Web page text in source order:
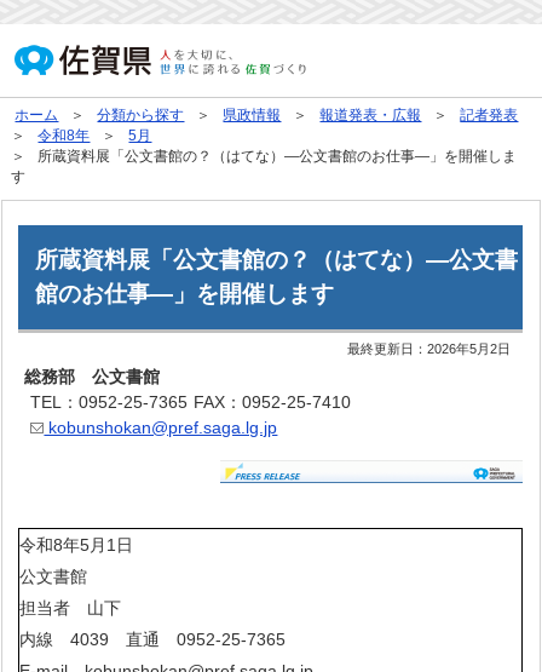
ホーム 分類から探す 県政情報 報道発表・広報
記者発表
令和8年
5月
所蔵資料展「公文書館の？（はてな）―公文書館のお仕事―」を開催しま
す
所蔵資料展「公文書館の？（はてな）―公文書
館のお仕事―」を開催します
最終更新日：2026年5月2日
総務部 公文書館
TEL：0952-25-7365 FAX：0952-25-7410
kobunshokan@pref.saga.lg.jp
令和8年5月1日
公文書館
担当者 山下
内線 4039 直通 0952-25-7365